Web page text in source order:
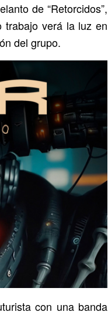
de “Retorcidos”,
trabajo verá la luz en
del grupo.
con una banda